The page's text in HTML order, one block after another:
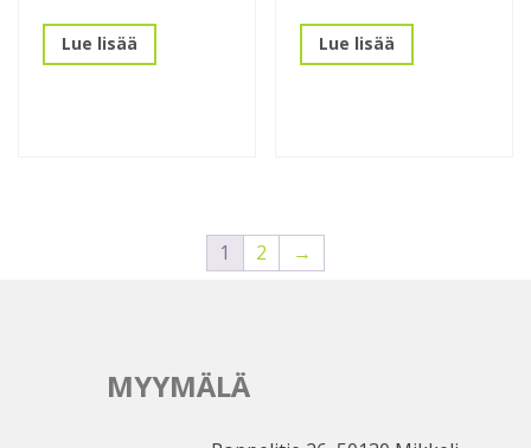
Lue lisää Lue lisää
1 2 →
MYYMÄLÄ